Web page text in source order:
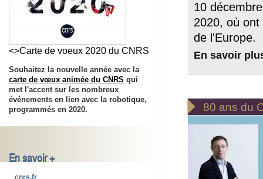
<>Carte de voeux 2020 du CNRS
Souhaitez la nouvelle année avec la
carte de vœux animée du CNRS qui
met l'accent sur les nombreux
événements en lien avec la robotique,
programmés en 2020.
En savoir +
cnrs.fr
10
2020, où
de l'Europe.
En savoir
 80 ans du